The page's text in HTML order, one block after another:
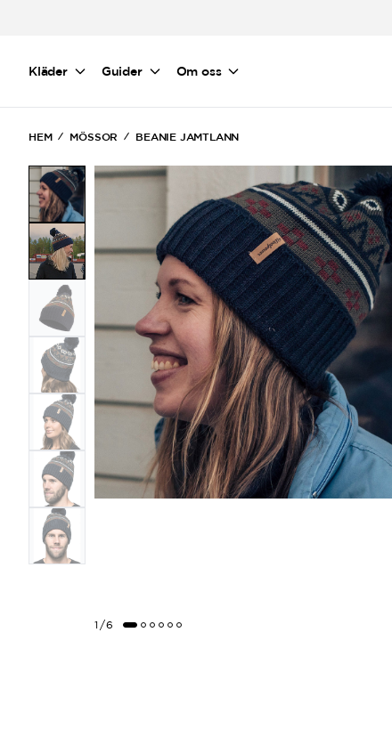
Kläder Guider Om oss
HEM MÖSSOR BEANIE JAMTLANN
(Current)
(Current)
1/6